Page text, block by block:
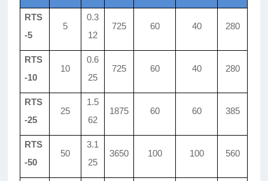
RTS
-5
5
0.3
12
725 60 40 280
RTS
-10
10
0.6
25
725 60 40 280
RTS
-25
25
1.5
62
1875 60 60 385
RTS
-50
50
3.1
25
3650 100 100 560